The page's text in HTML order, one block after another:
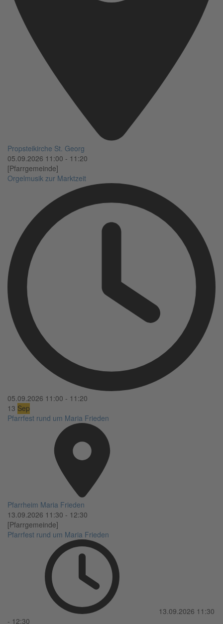
Propsteikirche St. Georg
05.09.2026 11:00 - 11:20
[Pfarrgemeinde]
Orgelmusik zur Marktzeit
05.09.2026 11:00 - 11:20
13 Sep
Pfarrfest rund um Maria Frieden
Pfarrheim Maria Frieden
13.09.2026 11:30 - 12:30
[Pfarrgemeinde]
Pfarrfest rund um Maria Frieden
13.09.2026 11:30
- 12:30